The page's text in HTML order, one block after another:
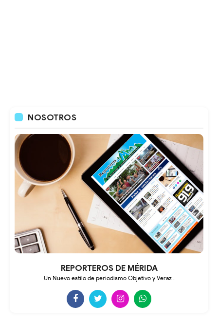
NOSOTROS
REPORTEROS DE MÉRIDA
Un Nuevo estilo de periodismo Objetivo y Veraz .